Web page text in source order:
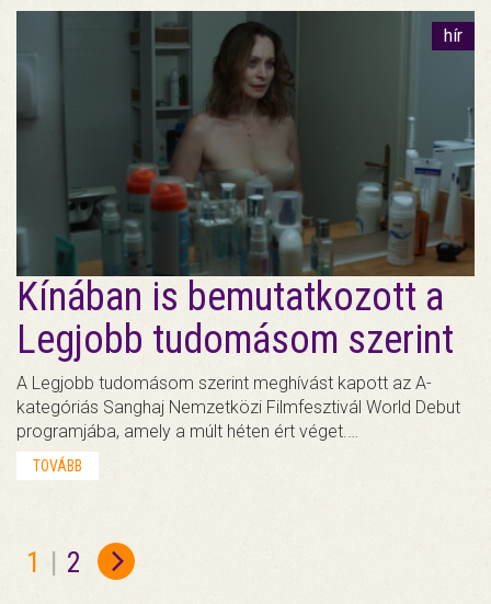
hír
Kínában is bemutatkozott a
Legjobb tudomásom szerint
A Legjobb tudomásom szerint meghívást kapott az A-
kategóriás Sanghaj Nemzetközi Filmfesztivál World Debut
programjába, amely a múlt héten ért véget.…
TOVÁBB
1 | 2